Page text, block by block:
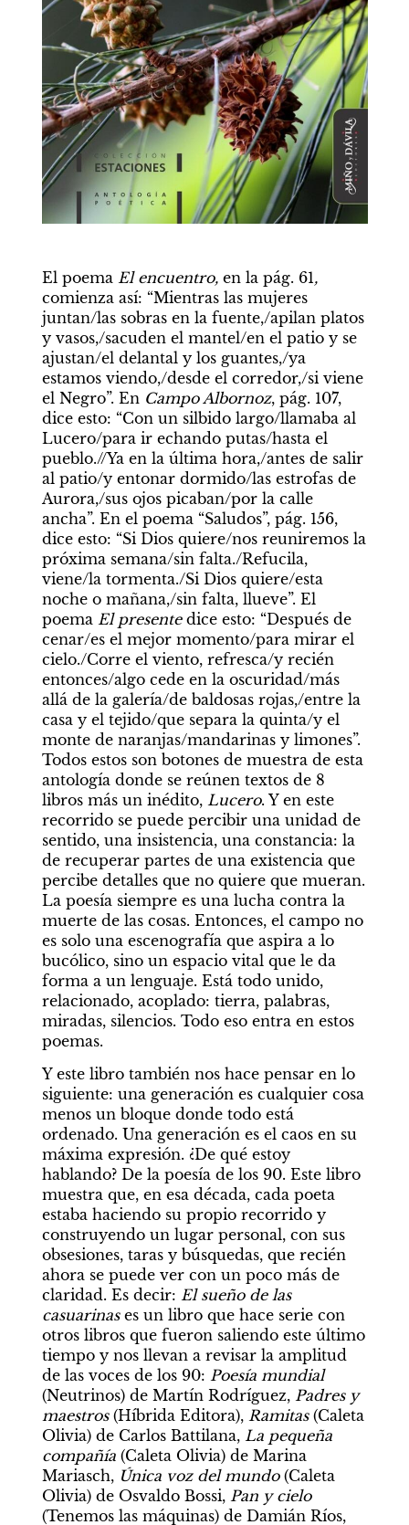
El poema El encuentro, en la pág. 61 ,
comienza así: “Mientras las mujeres
juntan/las sobras en la fuente,/apilan platos
y vasos,/sacuden el mantel/en el patio y se
ajustan/el delantal y los guantes,/ya
estamos viendo,/desde el corredor,/si viene
el Negro”. En Campo Albornoz, pág. 107,
dice esto: “Con un silbido largo/llamaba al
Lucero/para ir echando putas/hasta el
pueblo.//Ya en la última hora,/antes de salir
al patio/y entonar dormido/las estrofas de
Aurora,/sus ojos picaban/por la calle
ancha”. En el poema “Saludos”, pág. 156,
dice esto: “Si Dios quiere/nos reuniremos la
próxima semana/sin falta./Refucila,
viene/la tormenta./Si Dios quiere/esta
noche o mañana,/sin falta, llueve”. El
poema El presente dice esto: “Después de
cenar/es el mejor momento/para mirar el
cielo./Corre el viento, refresca/y recién
entonces/algo cede en la oscuridad/más
allá de la galería/de baldosas rojas,/entre la
casa y el tejido/que separa la quinta/y el
monte de naranjas/mandarinas y limones”.
Todos estos son botones de muestra de esta
antología donde se reúnen textos de 8
libros más un inédito, Lucero. Y en este
recorrido se puede percibir una unidad de
sentido, una insistencia, una constancia: la
de recuperar partes de una existencia que
percibe detalles que no quiere que mueran.
La poesía siempre es una lucha contra la
muerte de las cosas. Entonces, el campo no
es solo una escenografía que aspira a lo
bucólico, sino un espacio vital que le da
forma a un lenguaje. Está todo unido,
relacionado, acoplado: tierra, palabras,
miradas, silencios. Todo eso entra en estos
poemas.
Y este libro también nos hace pensar en lo
siguiente: una generación es cualquier cosa
menos un bloque donde todo está
ordenado. Una generación es el caos en su
máxima expresión. ¿De qué estoy
hablando? De la poesía de los 90. Este libro
muestra que, en esa década, cada poeta
estaba haciendo su propio recorrido y
construyendo un lugar personal, con sus
obsesiones, taras y búsquedas, que recién
ahora se puede ver con un poco más de
claridad. Es decir: El sueño de las
casuarinas es un libro que hace serie con
otros libros que fueron saliendo este último
tiempo y nos llevan a revisar la amplitud
de las voces de los 90:
Poesía mundial
(Neutrinos) de Martín Rodríguez, Padres y
maestros (Híbrida Editora), Ramitas (Caleta
Olivia) de Carlos Battilana, La pequeña
compañía (Caleta Olivia) de Marina
Mariasch, Única voz del mundo (Caleta
Olivia) de Osvaldo Bossi, Pan y cielo